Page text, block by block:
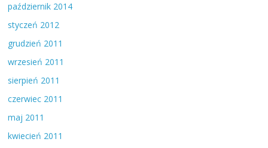
październik 2014
styczeń 2012
grudzień 2011
wrzesień 2011
sierpień 2011
czerwiec 2011
maj 2011
kwiecień 2011